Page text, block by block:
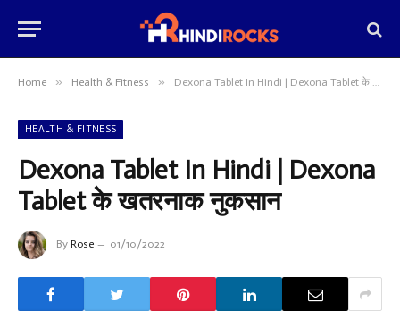
Home » Health & Fitness » Dexona Tablet In Hindi | Dexona Tablet के खतरनाक नुकसान
HEALTH & FITNESS
Dexona Tablet In Hindi | Dexona
Tablet के खतरनाक नुकसान
By Rose 01/10/2022